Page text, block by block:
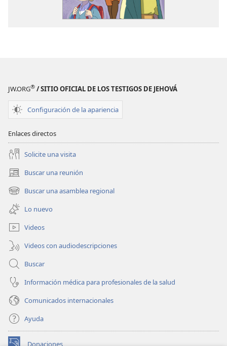
JW.ORG® / SITIO OFICIAL DE LOS TESTIGOS DE JEHOVÁ
Configuración de la apariencia
Enlaces directos
Solicite una visita
Buscar una reunión
(abre
una
nueva
ventana)
Buscar una asamblea regional
(abre
una
nueva
ventana)
Lo nuevo
Videos
Videos con audiodescripciones
Buscar
Información médica para profesionales de la salud
Comunicados internacionales
Ayuda
Donaciones